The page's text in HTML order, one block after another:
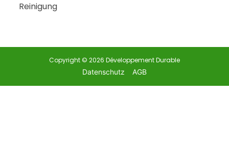
Reinigung
Copyright © 2026 Développement Durable
Datenschutz
AGB